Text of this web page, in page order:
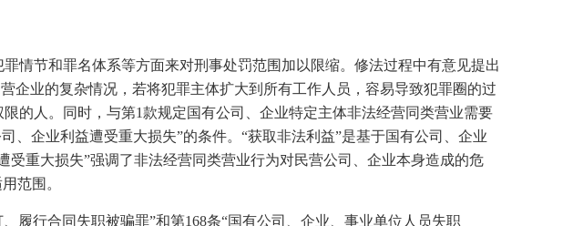
情节和罪名体系等方面来对刑事处罚范围加以限缩。修法过程中有意见提出
企业的复杂情况，若将犯罪主体扩大到所有工作人员，容易导致犯罪圈的过
的人。同时，与第1款规定国有公司、企业特定主体非法经营同类营业需要
、企业利益遭受重大损失”的条件。“获取非法利益”是基于国有公司、企业
重大损失”强调了非法经营同类营业行为对民营公司、企业本身造成的危
范围。
、履行合同失职被骗罪”和第168条“国有公司、企业、事业单位人员失职